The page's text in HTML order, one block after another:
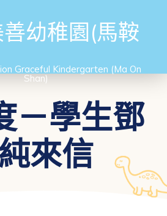
幼稚園(馬鞍
Graceful Kindergarten (Ma On
Shan)
－學生鄧
來信